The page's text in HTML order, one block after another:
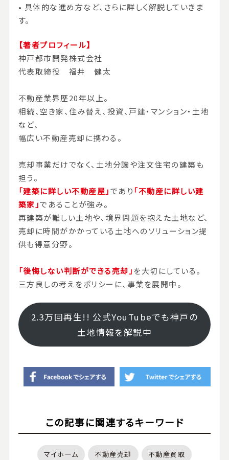
• 具体的な進め方など、さらに詳しく解説していきま
す。
【著者プロフィール】
神戸都市開発株式会社
代表取締役 福井 健太
不動産業界歴20年以上。
相続、空き家、住み替え、投資、戸建・マンション・土地
など、
幅広い不動産売却に携わる。
売却事業だけでなく、土地分譲や注文住宅の建築も
担う。
「建築に詳しい不動産屋」であり「不動産に詳しい建
築家」であることが強み。
再建築が難しい土地や、境界問題を抱えた土地など、
売却に時間がかかっている土地へのソリューション提
供も得意分野。
「後悔しない判断ができる売却」を大切にしている。
三方良しの考えをポリシーに、事業を展開中。
2.3万回再生!! 公式YouTubeでも神戸の
土地情報を解説中
この記事に関連するキーワード
マイホーム 不動産売却 不動産買取